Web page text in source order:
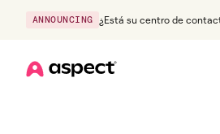
ANNOUNCING
¿Está su centro de